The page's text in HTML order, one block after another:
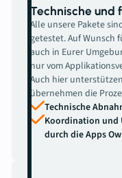
Technische und
Alle unsere Pakete
getestet. Auf Wunsch
auch in Eurer
nur vom
Auch hier
übernehmen die
Technische
Koordination und
durch die Apps